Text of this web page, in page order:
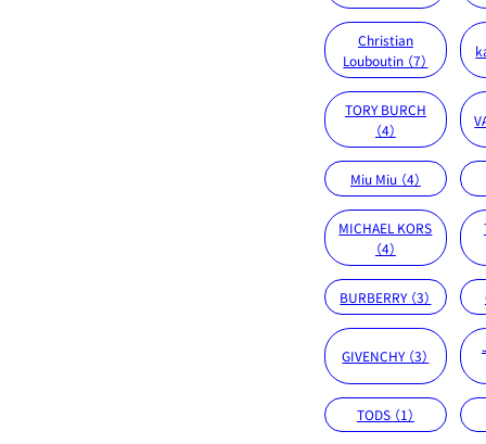
Christian
Louboutin （7）
TORY BURCH
（4）
Miu Miu （4）
MICHAEL KORS
（4）
BURBERRY （3）
GIVENCHY （3）
TODS （1）